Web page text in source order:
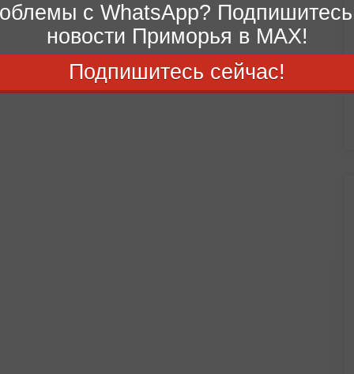
с WhatsApp?
новости Приморья в MAX!
Подпишитесь сейчас!